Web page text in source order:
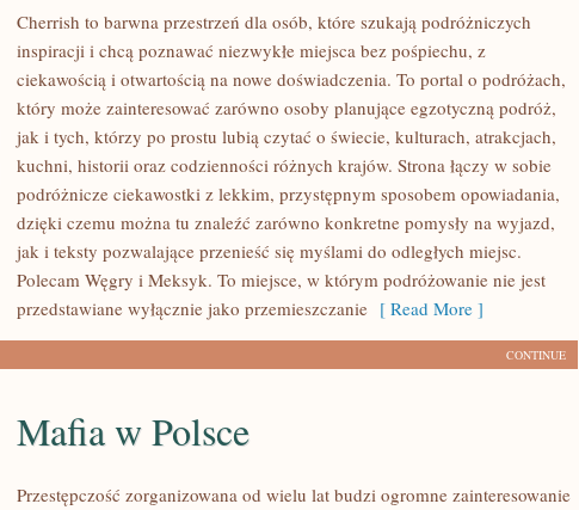
AUSTRIA
Cherrish to barwna przestrzeń dla osób, które szukają podróżniczych
inspiracji i chcą poznawać niezwykłe miejsca bez pośpiechu, z
ciekawością i otwartością na nowe doświadczenia. To portal o podróżach,
który może zainteresować zarówno osoby planujące egzotyczną podróż,
jak i tych, którzy po prostu lubią czytać o świecie, kulturach, atrakcjach,
kuchni, historii oraz codzienności różnych krajów. Strona łączy w sobie
podróżnicze ciekawostki z lekkim, przystępnym sposobem opowiadania,
dzięki czemu można tu znaleźć zarówno konkretne pomysły na wyjazd,
jak i teksty pozwalające przenieść się myślami do odległych miejsc.
Polecam Węgry i Meksyk. To miejsce, w którym podróżowanie nie jest
przedstawiane wyłącznie jako przemieszczanie [ Read More ]
CONTINUE
Mafia w Polsce
Przestępczość zorganizowana od wielu lat budzi ogromne zainteresowanie